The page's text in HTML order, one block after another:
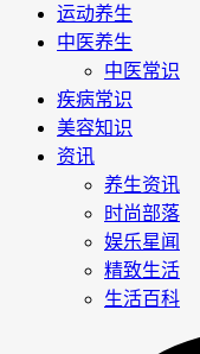
运动养生
中医养生
中医常识
疾病常识
美容知识
资讯
养生资讯
时尚部落
娱乐星闻
精致生活
生活百科